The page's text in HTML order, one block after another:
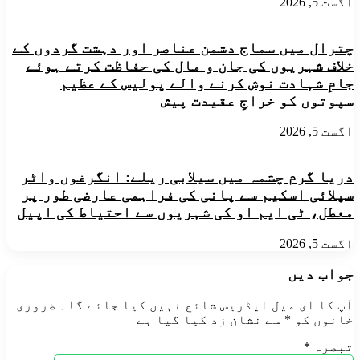
چترال میں سماج دشمن عناصر اور دہشت گردوں کے
خلاف شہریوں کی جان و مال کی حفاظت کرتے ہوئے
جامِ شہادت نوش کرنے والے پولیس کے عظیم
سپوتوں کو خراجِ عقیدت پیش
اگست 5, 2026
دریا گرم چشمہ میں سیلابی ریلے: انگرغوں واٹر
سپلائی اسکیم سے پانی کی فراہمی عارضی طور پر
معطل، ٹی ایم او کی شہریوں سے احتیاط کی اپیل
اگست 5, 2026
جواب دیں
آپ کا ای میل ایڈریس شائع نہیں کیا جائے گا۔
ضروری
خانوں کو * سے نشان زد کیا گیا ہے
تبصرہ *